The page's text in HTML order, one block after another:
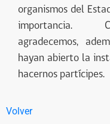
organismos del
importancia.
agradecemos,
hayan abierto la
hacernos partícipes.
Volver